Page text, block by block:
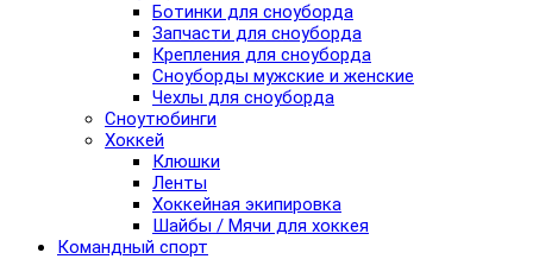
Ботинки для сноуборда
Запчасти для сноуборда
Крепления для сноуборда
Сноуборды мужские и женские
Чехлы для сноуборда
Сноутюбинги
Хоккей
Клюшки
Ленты
Хоккейная экипировка
Шайбы / Мячи для хоккея
Командный спорт